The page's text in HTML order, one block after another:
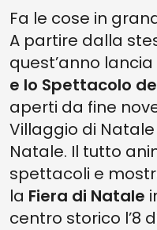
Fa le cose in
A partire dalla
quest’anno
e lo Spettacolo
aperti da fine
Villaggio di
Natale. Il tutto
spettacoli e
la Fiera di Natale
centro storico l’8